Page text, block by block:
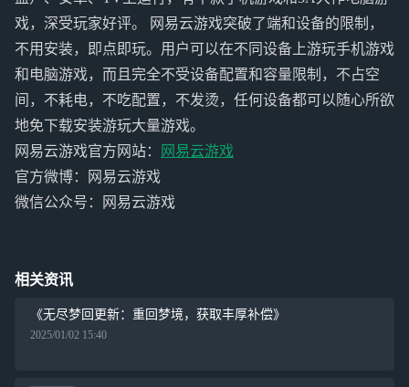
戏，深受玩家好评。 网易云游戏突破了端和设备的限制，
不用安装，即点即玩。用户可以在不同设备上游玩手机游戏
和电脑游戏，而且完全不受设备配置和容量限制，不占空
间，不耗电，不吃配置，不发烫，任何设备都可以随心所欲
地免下载安装游玩大量游戏。
网易云游戏官方网站：
网易云游戏
官方微博：网易云游戏
微信公众号：网易云游戏
相关资讯
《无尽梦回更新：重回梦境，获取丰厚补偿》
2025/01/02 15:40